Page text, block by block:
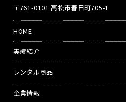
〒761-0101 高松市春日町705-1
HOME
実績紹介
レンタル商品
企業情報